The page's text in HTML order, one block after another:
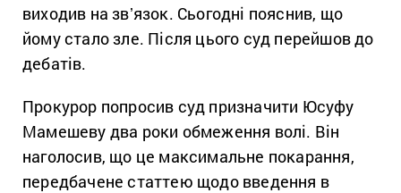
виходив на звʼязок. Сьогодні пояснив, що
йому стало зле. Після цього суд перейшов до
дебатів.
Прокурор попросив суд призначити Юсуфу
Мамешеву два роки обмеження волі. Він
наголосив, що це максимальне покарання,
передбачене статтею щодо введення в